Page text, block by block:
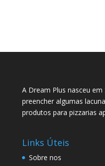
A Dream Plus nasceu
preencher algumas
produtos para pizzarias
Links Úteis
Sobre nos